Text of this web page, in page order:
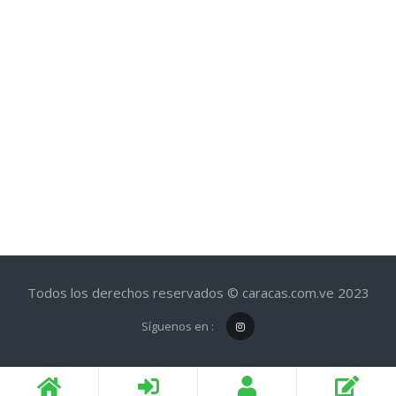
Todos los derechos reservados © caracas.com.ve 2023
Síguenos en :